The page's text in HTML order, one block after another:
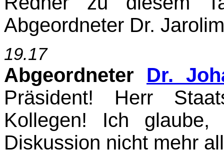
Abgeordneter Dr.
19.17
Abgeordneter Dr.
Präsident! Herr
Kollegen! Ich
Diskussion nicht mehr